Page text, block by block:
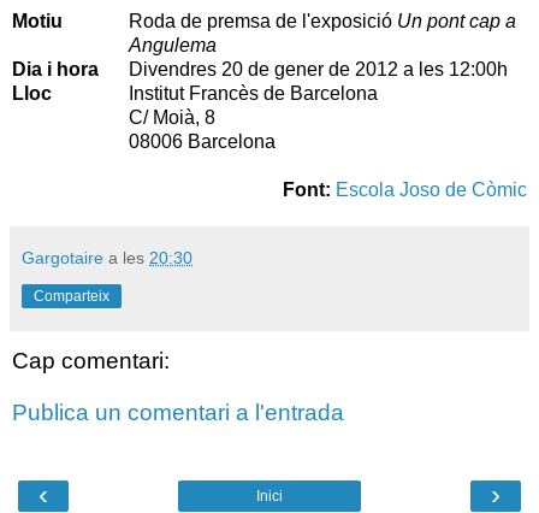
Motiu Roda de premsa de l'exposició Un pont cap a
Angulema
Dia i hora
Divendres 20 de gener de 2012 a les 12:00h
Lloc
Institut Francès de Barcelona
C/ Moià, 8
08006 Barcelona
Font: Escola Joso de Còmic
Gargotaire a les 20:30
Comparteix
Cap comentari:
Publica un comentari a l'entrada
‹ ›
Inici